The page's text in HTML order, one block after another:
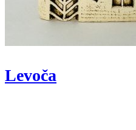
Levoča